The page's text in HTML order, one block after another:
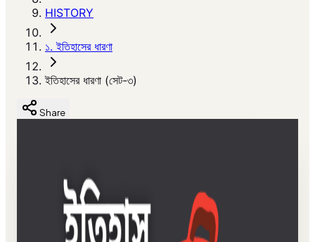
HISTORY
১. ইতিহাসের ধারণা
ইতিহাসের ধারণা (সেট-৩)
Share